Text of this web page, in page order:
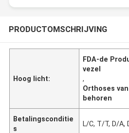
PRODUCTOMSCHRIJVING
Hoog licht:
FDA-de
vezel
,
Orthoses
behoren
Betalingsconditie
s
L/C, T/T, D/A,